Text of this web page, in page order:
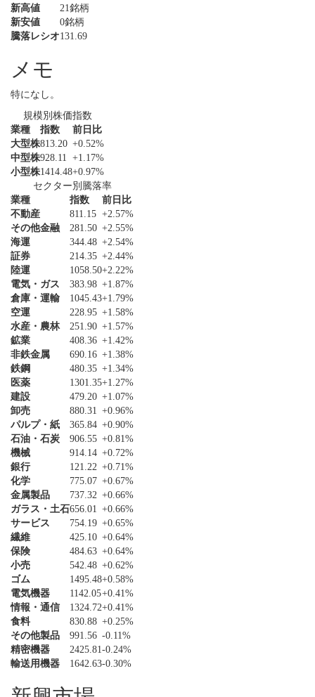
新高値
21銘柄
新安値
0銘柄
騰落レシオ131.69
メモ
特になし。
規模別株価指数
業種
指数
前日比
大型株813.20 +0.52%
中型株928.11 +1.17%
小型株1414.48+0.97%
セクター別騰落率
業種
指数
前日比
不動産
811.15 +2.57%
その他金融
281.50 +2.55%
海運
344.48 +2.54%
証券
214.35 +2.44%
陸運
1058.50+2.22%
電気・ガス
383.98 +1.87%
倉庫・運輸
1045.43+1.79%
空運
228.95 +1.58%
水産・農林
251.90 +1.57%
鉱業
408.36 +1.42%
非鉄金属
690.16 +1.38%
鉄鋼
480.35 +1.34%
医薬
1301.35+1.27%
建設
479.20 +1.07%
卸売
880.31 +0.96%
パルプ・紙
365.84 +0.90%
石油・石炭
906.55 +0.81%
機械
914.14 +0.72%
銀行
121.22 +0.71%
化学
775.07 +0.67%
金属製品
737.32 +0.66%
ガラス・土石656.01 +0.66%
サービス
754.19 +0.65%
繊維
425.10 +0.64%
保険
484.63 +0.64%
小売
542.48 +0.62%
ゴム
1495.48+0.58%
電気機器
1142.05+0.41%
情報・通信
1324.72+0.41%
食料
830.88 +0.25%
その他製品
991.56 -0.11%
精密機器
2425.81-0.24%
輸送用機器
1642.63-0.30%